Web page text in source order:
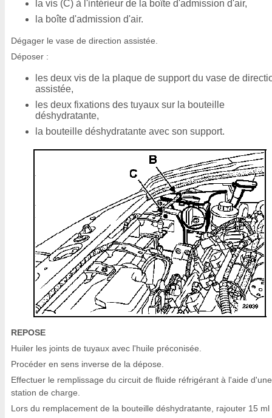
la vis (C) à l'intérieur de la boîte d'admission d'air,
la boîte d'admission d'air.
Dégager le vase de direction assistée.
Déposer :
les deux vis de la plaque de support du vase de
assistée,
les deux fixations des tuyaux sur la bouteille
déshydratante,
la bouteille déshydratante avec son support.
REPOSE
Huiler les joints de tuyaux avec l'huile préconisée.
Procéder en sens inverse de la dépose.
Effectuer le remplissage du circuit de fluide réfrigérant à l'aide d'une
station de charge.
Lors du remplacement de la bouteille déshydratante, rajouter 15 ml